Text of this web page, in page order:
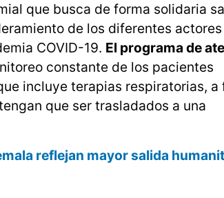
que busca de forma solidaria
de los diferentes
COVID-19. El programa de
constante de los pacientes
incluye terapias respiratorias, a
que ser trasladados a una
reflejan mayor salida